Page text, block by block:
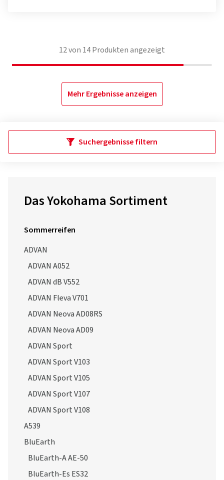
12von 14Produkten angezeigt
Mehr Ergebnisse anzeigen
Suchergebnisse filtern
Das Yokohama Sortiment
Sommerreifen
ADVAN
ADVAN A052
ADVAN dB V552
ADVAN Fleva V701
ADVAN Neova AD08RS
ADVAN Neova AD09
ADVAN Sport
ADVAN Sport V103
ADVAN Sport V105
ADVAN Sport V107
ADVAN Sport V108
A539
BluEarth
BluEarth-A AE-50
BluEarth-Es ES32